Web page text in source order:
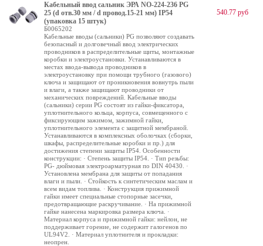
Кабельный ввод сальник ЭРА NO-224-236 PG
25 (d отв.30 мм / d провод.15-21 мм) IP54
(упаковка 15 штук)
Б0065202
Кабельные вводы (сальники) PG позволяют создавать
безопасный и долговечный ввод электрических
проводников в распределительные щиты, монтажные
коробки и электроустановки. Устанавливаются в
местах ввода-вывода проводников в
электроустановку при помощи трубного (газового)
ключа и защищают от проникновения вовнутрь пыли
и влаги, а также защищают проводники от
механических повреждений. Кабельные вводы
(сальники) серии PG состоят из гайки-фиксатора,
уплотнительного кольца, корпуса, совмещенного с
фиксирующим зажимом, зажимной гайки,
уплотнительного элемента с защитной мембраной.
Устанавливаются в комплексных оболочках (сборки,
шкафы, распределительные коробки и пр.) для
достижения степени защиты IP54. Особенности
конструкции: · Степень защиты IP54. · Тип резьбы:
PG- дюймовая электроарматурная по DIN 40430. ·
Установлена мембрана для защиты от попадания
влаги и пыли. · Стойкость к синтетическим маслам и
всем видам топлива. · Конструкция прижимной
гайки имеет специальные стопорные засечки,
предотвращающие раскручивание. · На прижимной
гайке нанесена маркировка размера ключа. ·
Материал корпуса и прижимной гайки: нейлон, не
поддерживает горение, не содержит галогенов по
UL94V2. · Материал уплотнителя и прокладки:
неопрен.
540.77 руб